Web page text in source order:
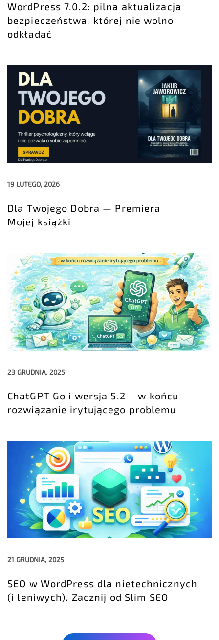
WordPress 7.0.2: pilna aktualizacja
bezpieczeństwa, której nie wolno
odkładać
19 LUTEGO, 2026
Dla Twojego Dobra — Premiera
Mojej książki
23 GRUDNIA, 2025
ChatGPT Go i wersja 5.2 – w końcu
rozwiązanie irytującego problemu
21 GRUDNIA, 2025
SEO w WordPress dla nietechnicznych
(i leniwych). Zacznij od Slim SEO